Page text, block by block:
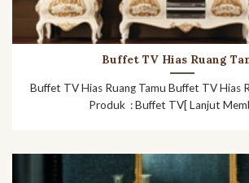
Buffet TV Hias Ruang
Buffet TV Hias Ruang Tamu Buffet TV Hias
Produk : Buffet TV[ Lanjut